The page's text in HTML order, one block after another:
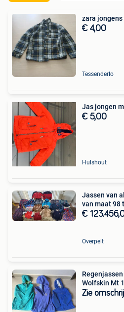
zara
€ 4,00
Tessenderlo
Jas jongen
€ 5,00
Hulshout
Jassen van
van maat 98
€
Overpelt
Wolfskin Mt
Zie